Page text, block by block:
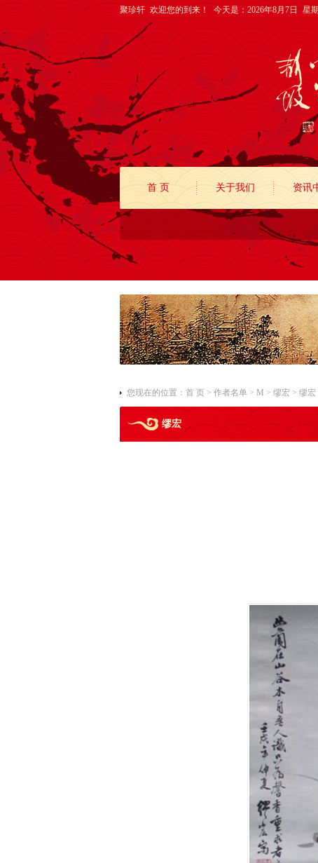
聚珍轩 欢迎您的到来！ 今天是：2026年8月7日 星
首 页 关于我们 资讯
您现在的位置： 首 页 > 作者名单 > M > 缪宏 > 缪
缪宏